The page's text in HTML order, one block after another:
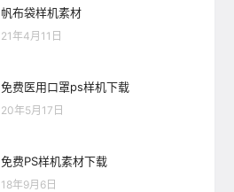
帆布袋样机素材
21年4月11日
免费医用口罩ps样机下载
20年5月17日
免费PS样机素材下载
18年9月6日